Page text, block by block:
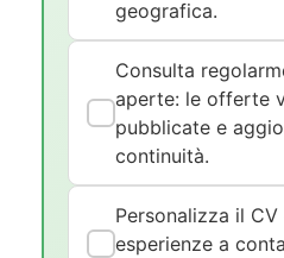
geografica.
Consulta
aperte: le offerte
pubblicate e
continuità.
Personalizza il
esperienze a